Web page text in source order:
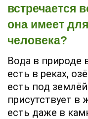
встречается
она имеет
человека?
Вода в природе
есть в реках,
есть под
присутствует в
есть даже в